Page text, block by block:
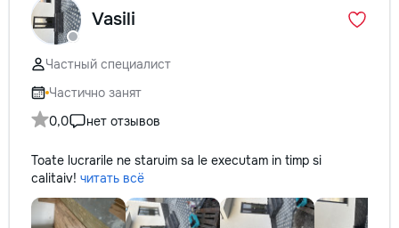
Vasili
Частный специалист
Частично занят
0,0
нет отзывов
Toate lucrarile ne staruim sa le executam in timp si
calitaiv! читать всё